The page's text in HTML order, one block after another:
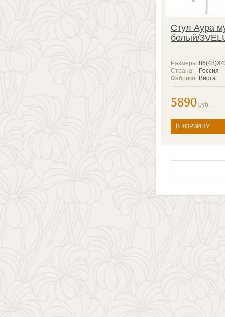
Стул Аура
белый/
Размеры:
Россия
Страна:
Виста
Фабрика:
5890 руб.
В КОРЗИНУ